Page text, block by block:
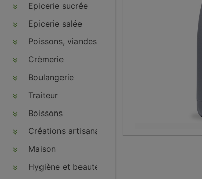
Epicerie sucrée
Epicerie salée
Poissons, viandes, volailles, charcuteries
Crèmerie
Boulangerie
Traiteur
Boissons
Créations artisanales
Maison
Hygiène et beauté